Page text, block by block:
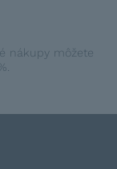
nákupy môžete